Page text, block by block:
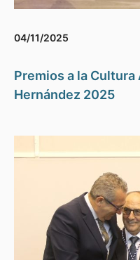
04/11/2025
Premios a la
Hernández 2025